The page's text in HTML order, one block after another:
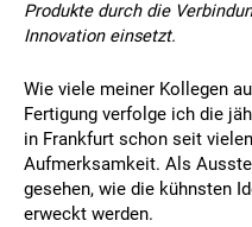
Produkte durch die
Innovation einsetzt.
Wie viele meiner Kollegen
Fertigung verfolge ich die
in Frankfurt schon seit
Aufmerksamkeit. Als
gesehen, wie die kühnsten
erweckt werden.